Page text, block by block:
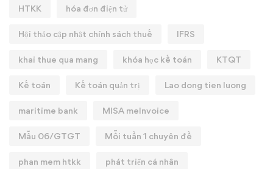
HTKK hóa đơn điện tử
Hội thảo cập nhật chính sách thuế IFRS
khai thue qua mang khóa học kế toán KTQT
Kế toán Kế toán quản trị Lao dong tien luong
maritime bank MISA meInvoice
Mẫu 06/GTGT Mỗi tuần 1 chuyên đề
phan mem htkk phát triển cá nhân